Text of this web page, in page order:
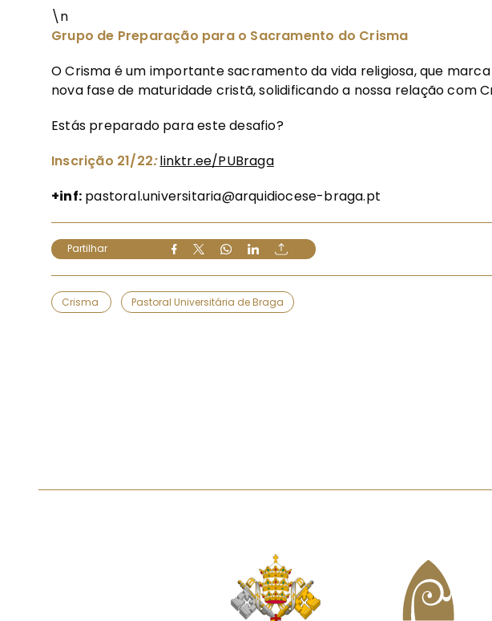
\n
Grupo de Preparação para o Sacramento do Crisma
O Crisma é um importante sacramento da vida religiosa, que
nova fase de maturidade cristã, solidificando a nossa relação com
Estás preparado para este desafio?
Inscrição 21/22:linktr.ee/PUBraga
+inf: pastoral.universitaria@arquidiocese-braga.pt
Partilhar
Crisma Pastoral Universitária de Braga